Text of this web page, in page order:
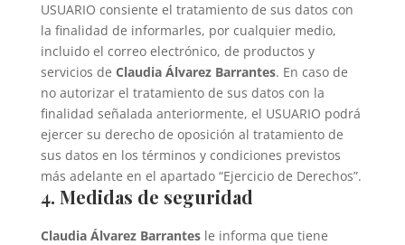
USUARIO consiente el tratamiento de sus datos con
la finalidad de informarles, por cualquier medio,
incluido el correo electrónico, de productos y
servicios de Claudia Álvarez Barrantes. En caso de
no autorizar el tratamiento de sus datos con la
finalidad señalada anteriormente, el USUARIO podrá
ejercer su derecho de oposición al tratamiento de
sus datos en los términos y condiciones previstos
más adelante en el apartado “Ejercicio de Derechos”.
4. Medidas de seguridad
Claudia Álvarez Barrantes le informa que tiene